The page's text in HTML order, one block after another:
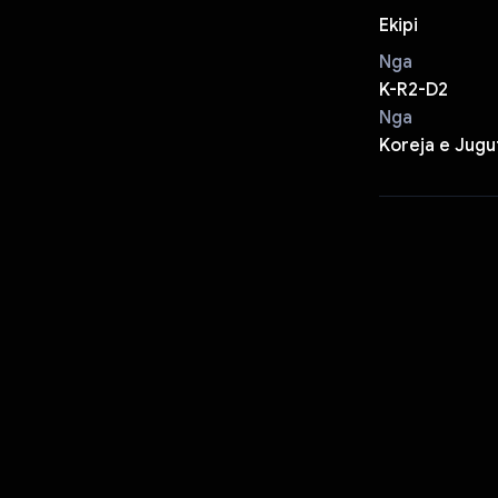
Ekipi
Nga
K-R2-D2
Nga
Koreja e